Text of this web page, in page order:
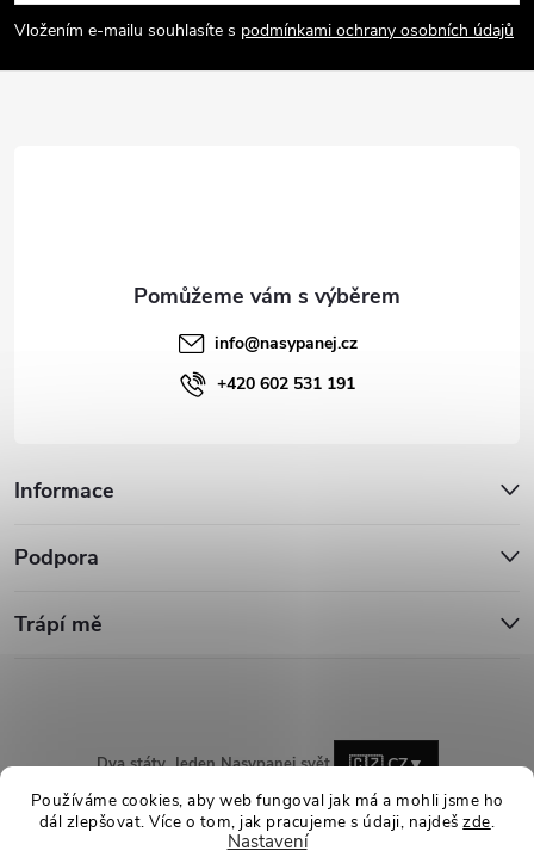
Používáme cookies, aby web fungoval jak má a mohli jsme ho
dál zlepšovat. Více o tom, jak pracujeme s údaji, najdešzde.
Nastavení
p
a
Vložením e-mailu souhlasíte s podmínkami ochrany osobních údajů
Informace
Podpora
Trápí mě
info@nasypanej.cz
+420 602 531 191
Dva státy. Jeden Nasypanej svět. 🇨🇿 CZ▼